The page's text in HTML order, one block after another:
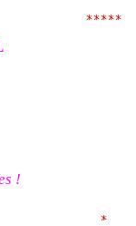
*****
!